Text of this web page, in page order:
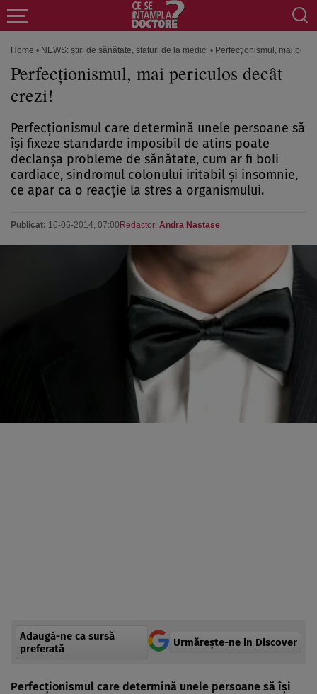
Home • NEWS: știri de sănătate, sfaturi de la medici • Perfecţionismul, mai
Perfecţionismul, mai periculos decât
crezi!
Perfecţionismul care determină unele persoane să
îşi fixeze standarde imposibil de atins poate
declanşa probleme de sănătate, cum ar fi boli
cardiace, sindromul colonului iritabil şi insomnie,
ce apar ca o reacţie la stres a organismului.
Publicat: 16-06-2014, 07:00 Redactor: Andra Nastase
Adaugă-ne ca sursă
preferată
Urmărește-ne in Discover
Perfecţionismul care determină unele persoane să îşi